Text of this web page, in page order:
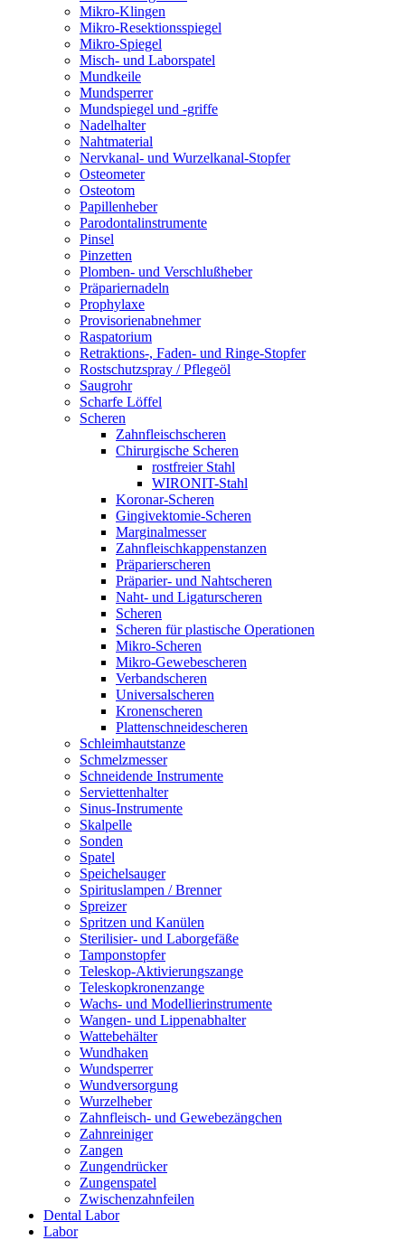
Mikro-Klingen
Mikro-Resektionsspiegel
Mikro-Spiegel
Misch- und Laborspatel
Mundkeile
Mundsperrer
Mundspiegel und -griffe
Nadelhalter
Nahtmaterial
Nervkanal- und Wurzelkanal-Stopfer
Osteometer
Osteotom
Papillenheber
Parodontalinstrumente
Pinsel
Pinzetten
Plomben- und Verschlußheber
Präpariernadeln
Prophylaxe
Provisorienabnehmer
Raspatorium
Retraktions-, Faden- und Ringe-Stopfer
Rostschutzspray / Pflegeöl
Saugrohr
Scharfe Löffel
Scheren
Zahnfleischscheren
Chirurgische Scheren
rostfreier Stahl
WIRONIT-Stahl
Koronar-Scheren
Gingivektomie-Scheren
Marginalmesser
Zahnfleischkappenstanzen
Präparierscheren
Präparier- und Nahtscheren
Naht- und Ligaturscheren
Scheren
Scheren für plastische Operationen
Mikro-Scheren
Mikro-Gewebescheren
Verbandscheren
Universalscheren
Kronenscheren
Plattenschneidescheren
Schleimhautstanze
Schmelzmesser
Schneidende Instrumente
Serviettenhalter
Sinus-Instrumente
Skalpelle
Sonden
Spatel
Speichelsauger
Spirituslampen / Brenner
Spreizer
Spritzen und Kanülen
Sterilisier- und Laborgefäße
Tamponstopfer
Teleskop-Aktivierungszange
Teleskopkronenzange
Wachs- und Modellierinstrumente
Wangen- und Lippenabhalter
Wattebehälter
Wundhaken
Wundsperrer
Wundversorgung
Wurzelheber
Zahnfleisch- und Gewebezängchen
Zahnreiniger
Zangen
Zungendrücker
Zungenspatel
Zwischenzahnfeilen
Dental Labor
Labor